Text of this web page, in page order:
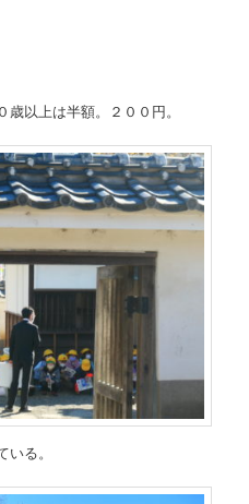
以上は半額。２００円。
る。